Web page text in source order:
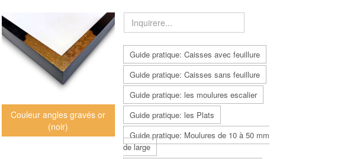
Couleur angles gravés or
(noir)
Guide pratique: Caisses avec feuillure
Guide pratique: Caisses sans feuillure
Guide pratique: les moulures escalier
Guide pratique: les Plats
Guide pratique: Moulures de 10 à 50 mm
de large